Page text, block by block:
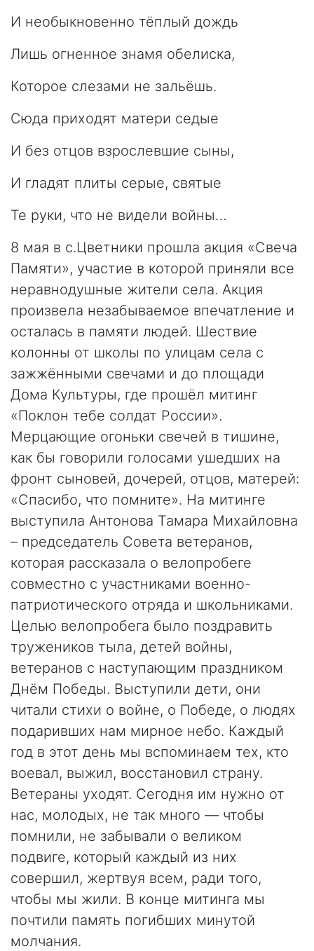
И необыкновенно тёплый дождь
Лишь огненное знамя обелиска,
Которое слезами не зальёшь.
Сюда приходят матери седые
И без отцов взрослевшие сыны,
И гладят плиты серые, святые
Те руки, что не видели войны…
8 мая в с.Цветники прошла акция «Свеча
Памяти», участие в которой приняли все
неравнодушные жители села. Акция
произвела незабываемое впечатление и
осталась в памяти людей. Шествие
колонны от школы по улицам села с
зажжёнными свечами и до площади
Дома Культуры, где прошёл митинг
«Поклон тебе солдат России».
Мерцающие огоньки свечей в тишине,
как бы говорили голосами ушедших на
фронт сыновей, дочерей, отцов, матерей:
«Спасибо, что помните». На митинге
выступила Антонова Тамара Михайловна
– председатель Совета ветеранов,
которая рассказала о велопробеге
совместно с участниками военно-
патриотического отряда и школьниками.
Целью велопробега было поздравить
тружеников тыла, детей войны,
ветеранов с наступающим праздником
Днём Победы. Выступили дети, они
читали стихи о войне, о Победе, о людях
подаривших нам мирное небо. Каждый
год в этот день мы вспоминаем тех, кто
воевал, выжил, восстановил страну.
Ветераны уходят. Сегодня им нужно от
нас, молодых, не так много — чтобы
помнили, не забывали о великом
подвиге, который каждый из них
совершил, жертвуя всем, ради того,
чтобы мы жили. В конце митинга мы
почтили память погибших минутой
молчания.